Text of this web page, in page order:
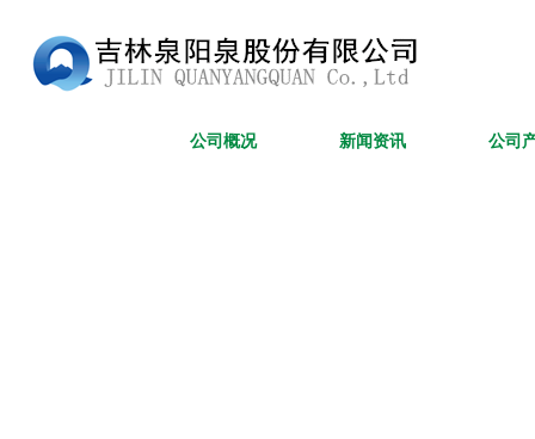
公司概况 新闻资讯 公司